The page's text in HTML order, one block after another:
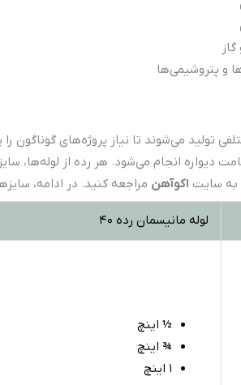
و پتروشیمی‌ها
تولید می‌شوند تا نیاز پروژه‌های گوناگون
دیواره انجام می‌شود. هر رده از
به سایت اکوآهن مراجعه کنید. در ادامه،
لوله مانیسمان رده ۴۰
½ اینچ
¾ اینچ
۱ اینچ